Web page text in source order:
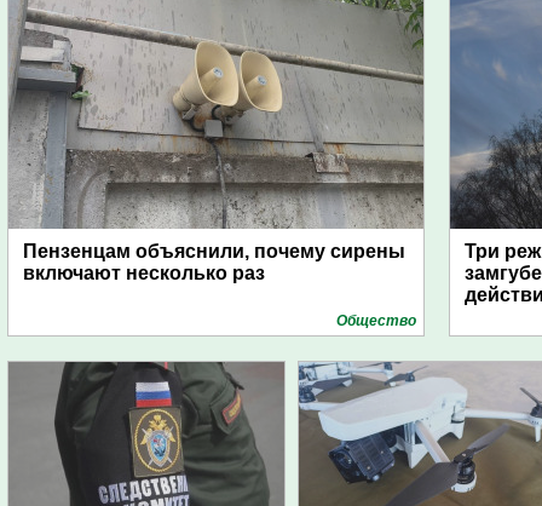
Пензенцам объяснили, почему сирены
включают несколько раз
Общество
Три